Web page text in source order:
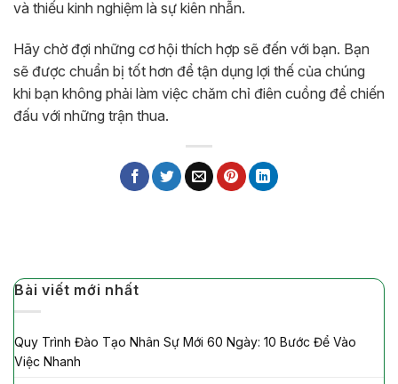
và thiếu kinh nghiệm là sự kiên nhẫn.
Hãy chờ đợi những cơ hội thích hợp sẽ đến với bạn. Bạn
sẽ được chuẩn bị tốt hơn để tận dụng lợi thế của chúng
khi bạn không phải làm việc chăm chỉ điên cuồng để chiến
đấu với những trận thua.
Bài viết mới nhất
Quy Trình Đào Tạo Nhân Sự Mới 60 Ngày: 10 Bước Để Vào
Việc Nhanh